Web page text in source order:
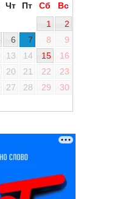
Чт Пт Сб
Вс
1
2
6 7 8
9
13 14 15
16
20 21 22
23
27 28 29
30